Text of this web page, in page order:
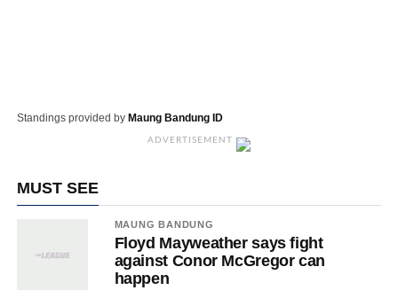
Standings provided by Maung Bandung ID
ADVERTISEMENT
MUST SEE
MAUNG BANDUNG
Floyd Mayweather says fight
against Conor McGregor can
happen